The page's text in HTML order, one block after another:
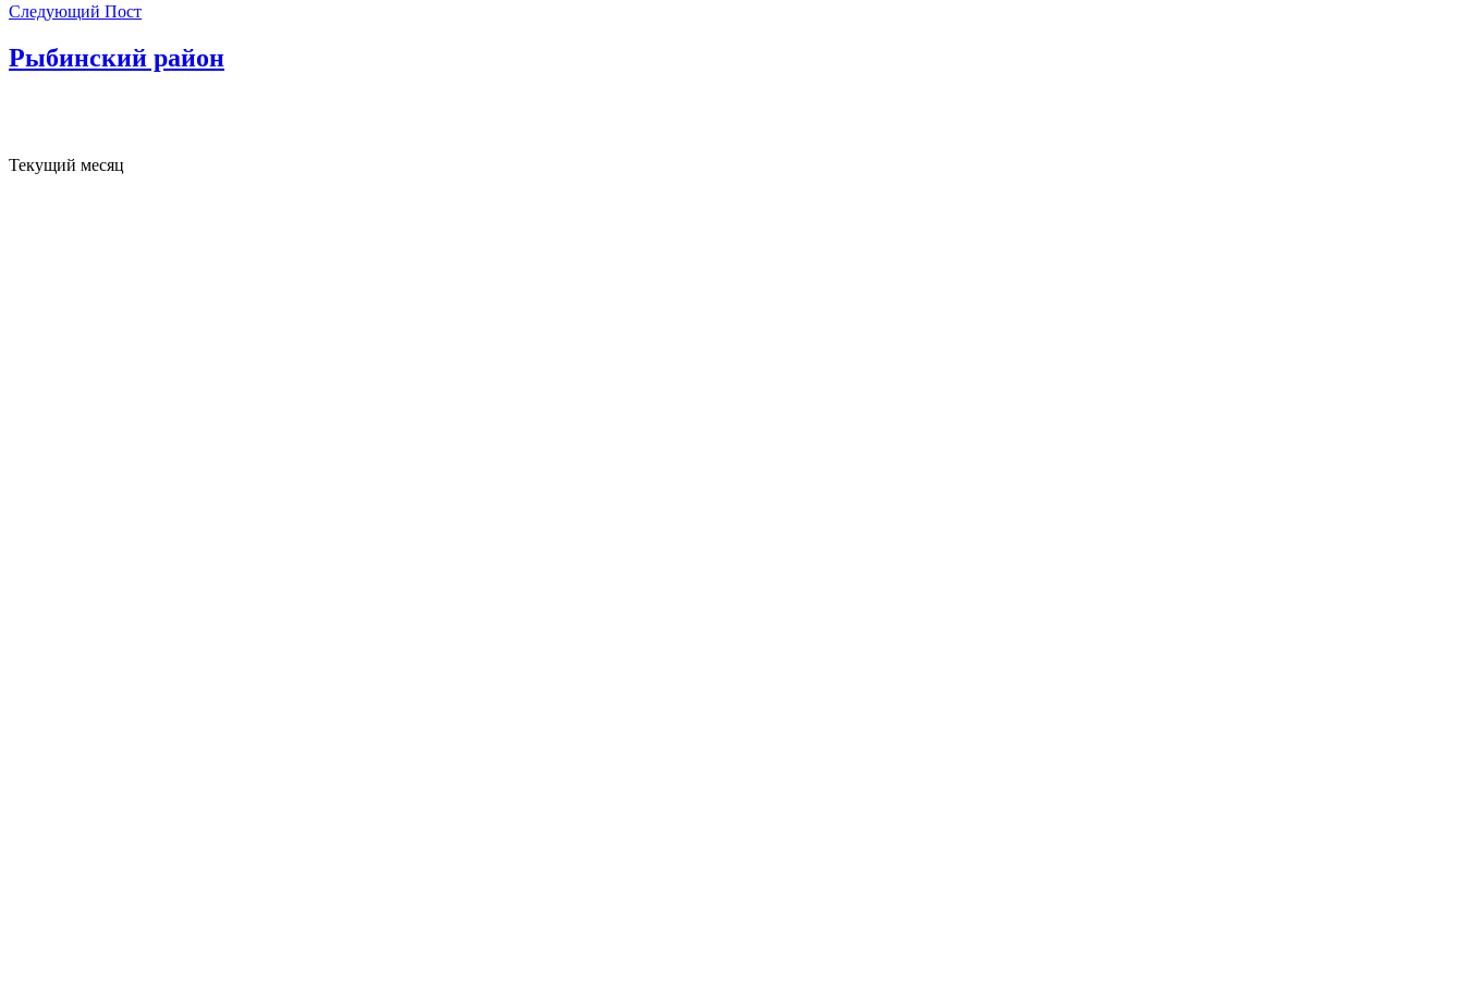
Следующий Пост
Рыбинский район
Текущий месяц